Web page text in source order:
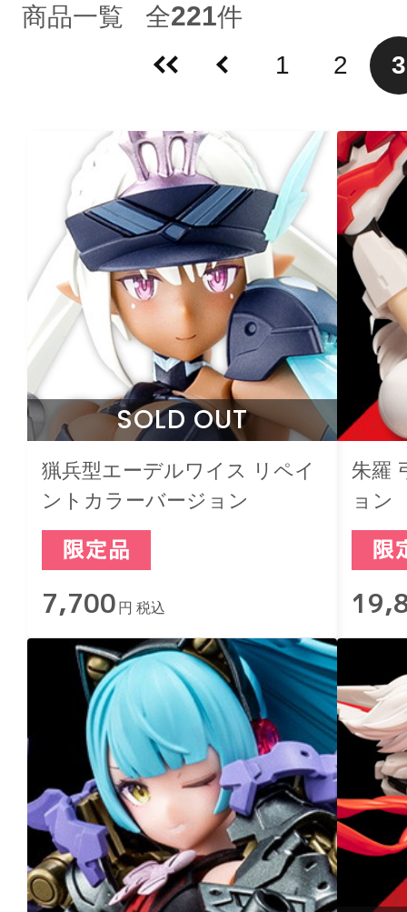
商品一覧 全221件
1
2 3
SOLD OUT
猟兵型エーデルワイス リペイ
ントカラーバージョン
7,700 円 税込
朱羅
ョン